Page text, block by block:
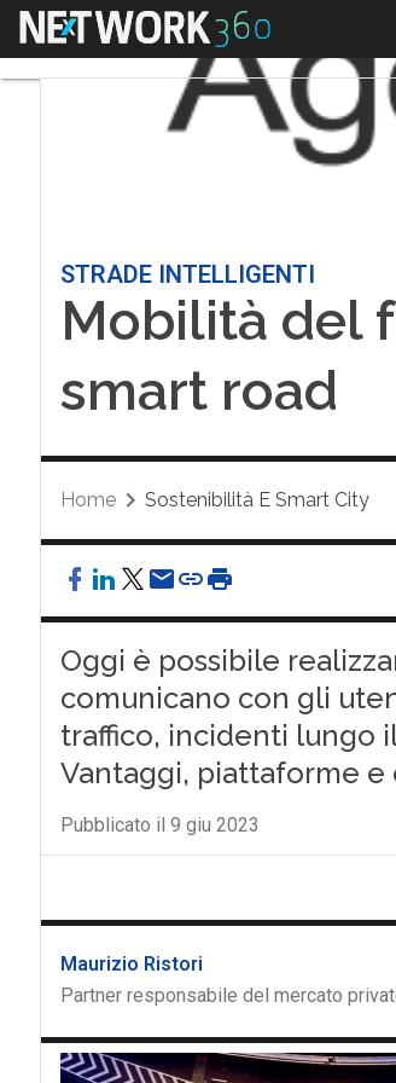
Menu
STRADE INTELLIGENTI
Mobilità del
smart road
Home Sostenibilità E Smart City
Oggi è possibile
comunicano con gli
traffico, incidenti lungo
Vantaggi, piattaforme e
Pubblicato il 9 giu 2023
Maurizio Ristori
Partner responsabile del mercato